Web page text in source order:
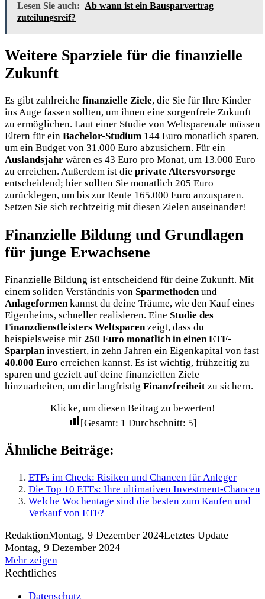
Lesen Sie auch: Ab wann ist ein Bausparvertrag
zuteilungsreif?
Weitere Sparziele für die finanzielle
Zukunft
Es gibt zahlreiche finanzielle Ziele, die Sie für Ihre Kinder
ins Auge fassen sollten, um ihnen eine sorgenfreie Zukunft
zu ermöglichen. Laut einer Studie von Weltsparen.de müssen
Eltern für ein Bachelor-Studium 144 Euro monatlich sparen,
um ein Budget von 31.000 Euro abzusichern. Für ein
Auslandsjahr wären es 43 Euro pro Monat, um 13.000 Euro
zu erreichen. Außerdem ist die private Altersvorsorge
entscheidend; hier sollten Sie monatlich 205 Euro
zurücklegen, um bis zur Rente 165.000 Euro anzusparen.
Setzen Sie sich rechtzeitig mit diesen Zielen auseinander!
Finanzielle Bildung und Grundlagen
für junge Erwachsene
Finanzielle Bildung ist entscheidend für deine Zukunft. Mit
einem soliden Verständnis von Sparmethodenund
Anlageformenkannst du deine Träume, wie den Kauf eines
Eigenheims, schneller realisieren. Eine Studie des
Finanzdienstleisters Weltsparenzeigt, dass du
beispielsweise mit 250 Euro monatlich in einen ETF-
Sparplaninvestiert, in zehn Jahren ein Eigenkapital von fast
40.000 Euro erreichen kannst. Es ist wichtig, frühzeitig zu
sparen und gezielt auf deine finanziellen Ziele
hinzuarbeiten, um dir langfristig Finanzfreiheit zu sichern.
Klicke, um diesen Beitrag zu bewerten!
[Gesamt: 1 Durchschnitt: 5]
Ähnliche Beiträge:
ETFs im Check: Risiken und Chancen für Anleger
Die Top 10 ETFs: Ihre ultimativen Investment-Chancen
Welche Wochentage sind die besten zum Kaufen und
Verkauf von ETF?
RedaktionMontag, 9 Dezember 2024Letztes Update
Montag, 9 Dezember 2024
Mehr zeigen
Rechtliches
Datenschutz